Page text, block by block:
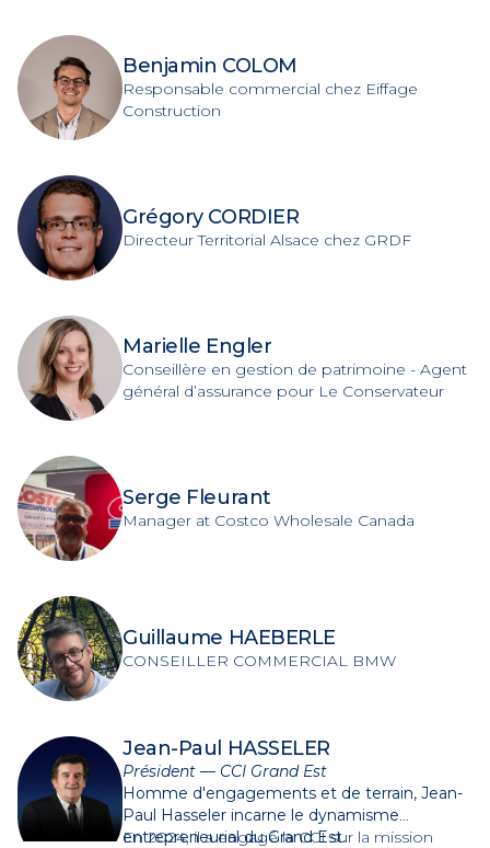
Benjamin COLOM
Responsable commercial chez Eiffage
Construction
Grégory CORDIER
Directeur Territorial Alsace chez GRDF
Marielle Engler
Conseillère en gestion de patrimoine - Agent
général d’assurance pour Le Conservateur
Serge Fleurant
Manager at Costco Wholesale Canada
Guillaume HAEBERLE
CONSEILLER COMMERCIAL BMW
Jean-Paul HASSELER
Président — CCI Grand Est
Homme d'engagements et de terrain, Jean-
Paul Hasseler incarne le dynamisme
entrepreneurial du Grand Est.
En 2024, il a engagé la CCI sur la mission